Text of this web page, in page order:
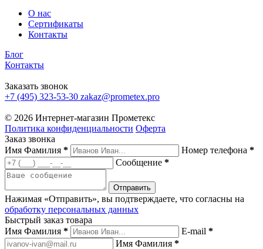
О нас
Сертификаты
Контакты
Блог
Контакты
Заказать звонок
+7 (495) 323-53-30 zakaz@prometex.pro
© 2026 Интернет-магазин Прометекс
Политика конфиденциальности Оферта
Заказ звонка
Имя Фамилия * Номер телефона *
Сообщение *
Нажимая «Отправить», вы подтверждаете, что согласны на
обработку персональных данных
Быстрый заказ товара
Имя Фамилия * E-mail *
Имя Фамилия *